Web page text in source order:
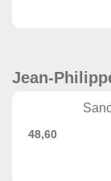
Jean-
48,60